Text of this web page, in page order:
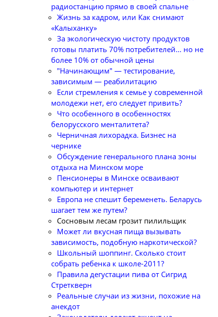
радиостанцию прямо в своей спальне
Жизнь за кадром, или Как снимают
«Калыханку»
За экологическую чистоту продуктов
готовы платить 70% потребителей... но не
более 10% от обычной цены
"Начинающим" — тестирование,
зависимым — реабилитацию
Если стремления к семье у современной
молодежи нет, его следует привить?
Что особенного в особенностях
белорусского менталитета?
Черничная лихорадка. Бизнес на
чернике
Обсуждение генерального плана зоны
отдыха на Минском море
Пенсионеры в Минске осваивают
компьютер и интернет
Европа не спешит беременеть. Беларусь
шагает тем же путем?
Сосновым лесам грозит пилильщик
Может ли вкусная пища вызывать
зависимость, подобную наркотической?
Школьный шоппинг. Сколько стоит
собрать ребенка к школе-2011?
Правила дегустации пива от Сигрид
Стреткверн
Реальные случаи из жизни, похожие на
анекдот